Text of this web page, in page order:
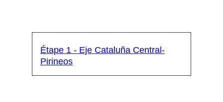
Étape 1 - Eje Cataluña Central-
Pirineos